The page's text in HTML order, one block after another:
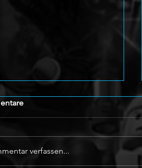
verfassen...